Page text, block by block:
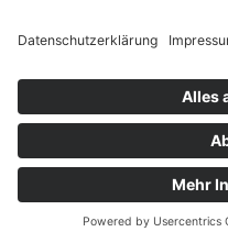
Copyright © 2018 HGV Emstek
Joomla Templateby